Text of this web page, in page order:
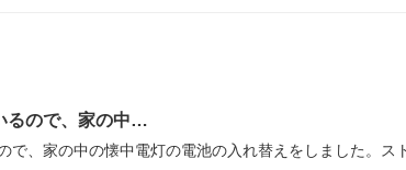
るので、家の中…
で、家の中の懐中電灯の電池の入れ替えをしました。ス